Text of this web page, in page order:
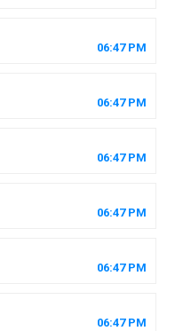
06:47PM
06:47PM
06:47PM
06:47PM
06:47PM
06:47PM